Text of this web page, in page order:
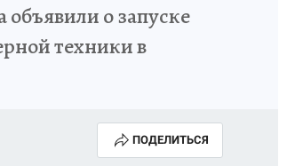
о запуске
техники в
ПОДЕЛИТЬСЯ